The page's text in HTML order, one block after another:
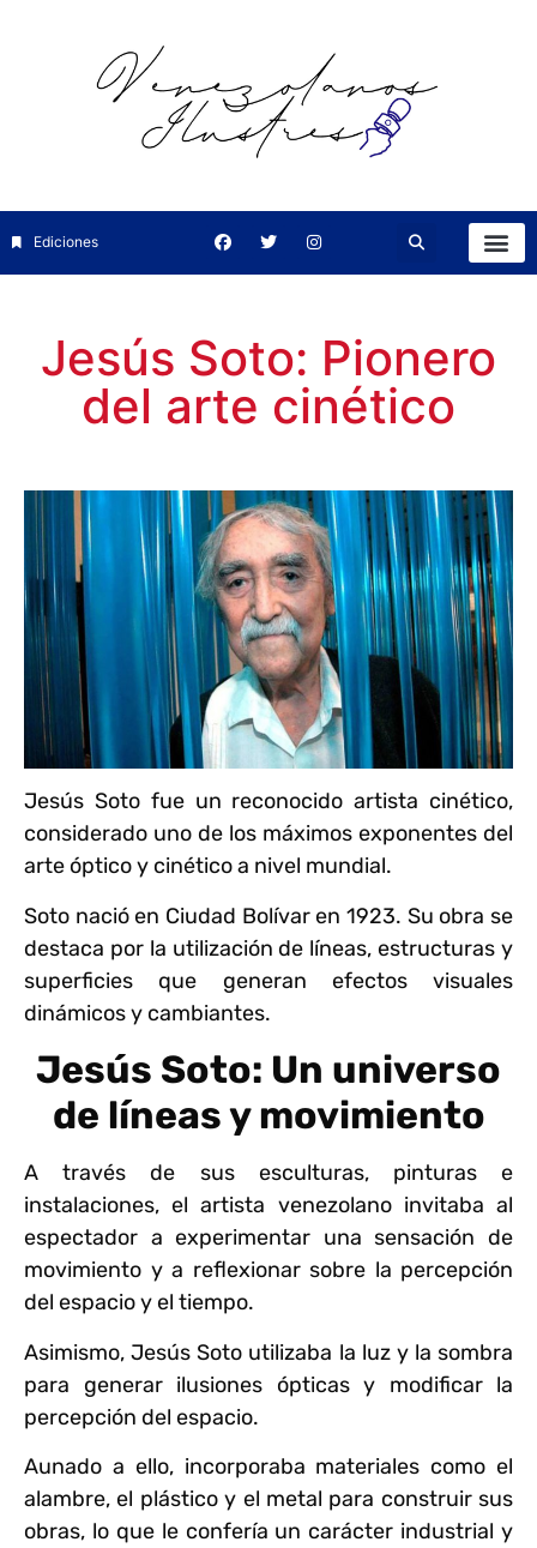
Ediciones
Jesús Soto: Pionero
del arte cinético
Jesús Soto fue un reconocido artista cinético,
considerado uno de los máximos exponentes del
arte óptico y cinético a nivel mundial.
Soto nació en Ciudad Bolívar en 1923. Su obra se
destaca por la utilización de líneas, estructuras y
superficies que generan efectos visuales
dinámicos y cambiantes.
Jesús Soto: Un universo
de líneas y movimiento
A través de sus esculturas, pinturas e
instalaciones, el artista venezolano invitaba al
espectador a experimentar una sensación de
movimiento y a reflexionar sobre la percepción
del espacio y el tiempo.
Asimismo, Jesús Soto utilizaba la luz y la sombra
para generar ilusiones ópticas y modificar la
percepción del espacio.
Aunado a ello, incorporaba materiales como el
alambre, el plástico y el metal para construir sus
obras, lo que le confería un carácter industrial y